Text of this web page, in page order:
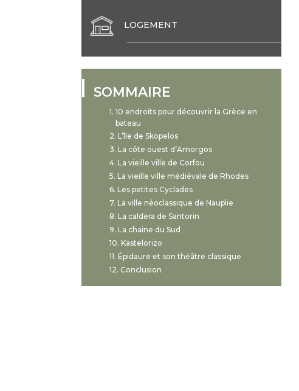
LOGEMENT
SOMMAIRE
10 endroits pour découvrir la Grèce en
bateau
L’île de Skopelos
La côte ouest d’Amorgos
La vieille ville de Corfou
La vieille ville médiévale de Rhodes
Les petites Cyclades
La ville néoclassique de Nauplie
La caldera de Santorin
La chaine du Sud
Kastelorizo
Épidaure et son théâtre classique
Conclusion